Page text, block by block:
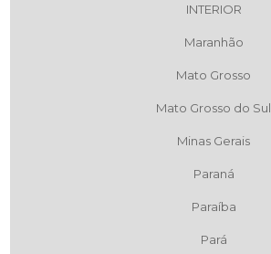
INTERIOR
Maranhão
Mato Grosso
Mato Grosso do Sul
Minas Gerais
Paraná
Paraíba
Pará